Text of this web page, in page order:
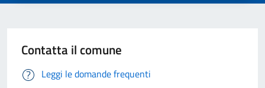
Contatta il comune
Leggi le domande frequenti